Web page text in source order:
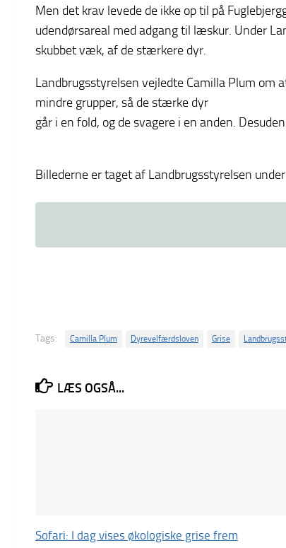
Men det krav levede de ikke op til på
udendørsareal med adgang til læskur. Under
skubbet væk, af de stærkere dyr.
Landbrugsstyrelsen vejledte Camilla Plum om
mindre grupper, så de stærke dyr
går i en fold, og de svagere i en anden.
Billederne er taget af Landbrugsstyrelsen
Tags: Camilla Plum Dyrevelfærdsloven Grise
LÆS OGSÅ...
Sofari: I dag vises økologiske grise frem